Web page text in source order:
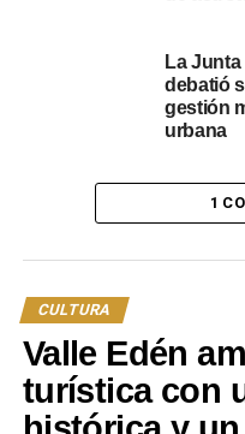
Sábado 22 de marzo:
Por otro lado, a los
puede acceder al mismo
de Patria Gaucha.
“Organizadores de
Organizadora de la 38a.
La
debatió
gestión
urbana
1
CULTURA
Valle Edén
turística con